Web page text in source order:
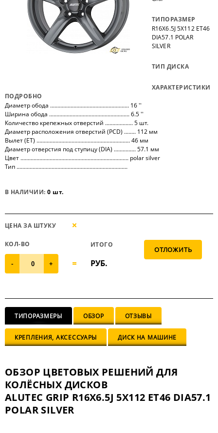
ТИПОРАЗМЕР
R16X6.5J 5X112 ET46
DIA57.1 POLAR
SILVER
ТИП ДИСКА
ХАРАКТЕРИСТИКИ
ПОДРОБНО
Диаметр обода ...................................................... 16 ''
Ширина обода ....................................................... 6.5 ''
Количество крепежных отверстий ................... 5 шт.
Диаметр расположения отверстий (PCD) ........ 112 мм
Вылет (ET) ................................................................ 46 мм
Диаметр отверстия под ступицу (DIA) ............... 57.1 мм
Цвет .......................................................................... polar silver
Тип ............................................................................
В НАЛИЧИИ:0 шт.
ЦЕНА ЗА ШТУКУ
КОЛ-ВО
- +
ИТОГО
РУБ.
ТИПОРАЗМЕРЫ ОБЗОР ОТЗЫВЫ
КРЕПЛЕНИЯ, АКСЕССУАРЫ ДИСК НА МАШИНЕ
ОБЗОР ЦВЕТОВЫХ РЕШЕНИЙ ДЛЯ
КОЛЁСНЫХ ДИСКОВ
ALUTEC GRIP R16X6.5J 5X112 ET46 DIA57.1
POLAR SILVER